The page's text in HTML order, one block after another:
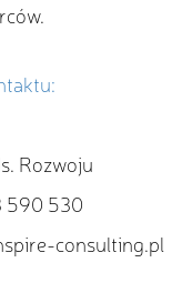
Rozwoju
590 530
consulting.pl